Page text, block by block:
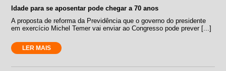
Idade para se aposentar pode chegar a 70 anos
A proposta de reforma da Previdência que o governo do presidente
em exercício Michel Temer vai enviar ao Congresso pode prever [...]
LER MAIS